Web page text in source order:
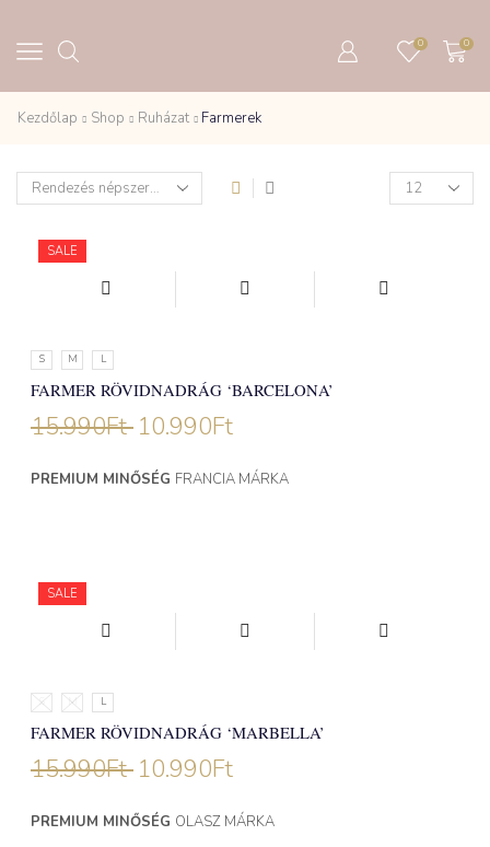
0 0
Kezdőlap Shop Ruházat Farmerek
Products
per
SALE
S M L
FARMER RÖVIDNADRÁG ‘BARCELONA’
15.990Ft 10.990Ft
PREMIUM MINŐSÉG FRANCIA MÁRKA
SALE
S M L
FARMER RÖVIDNADRÁG ‘MARBELLA’
15.990Ft 10.990Ft
PREMIUM MINŐSÉG OLASZ MÁRKA